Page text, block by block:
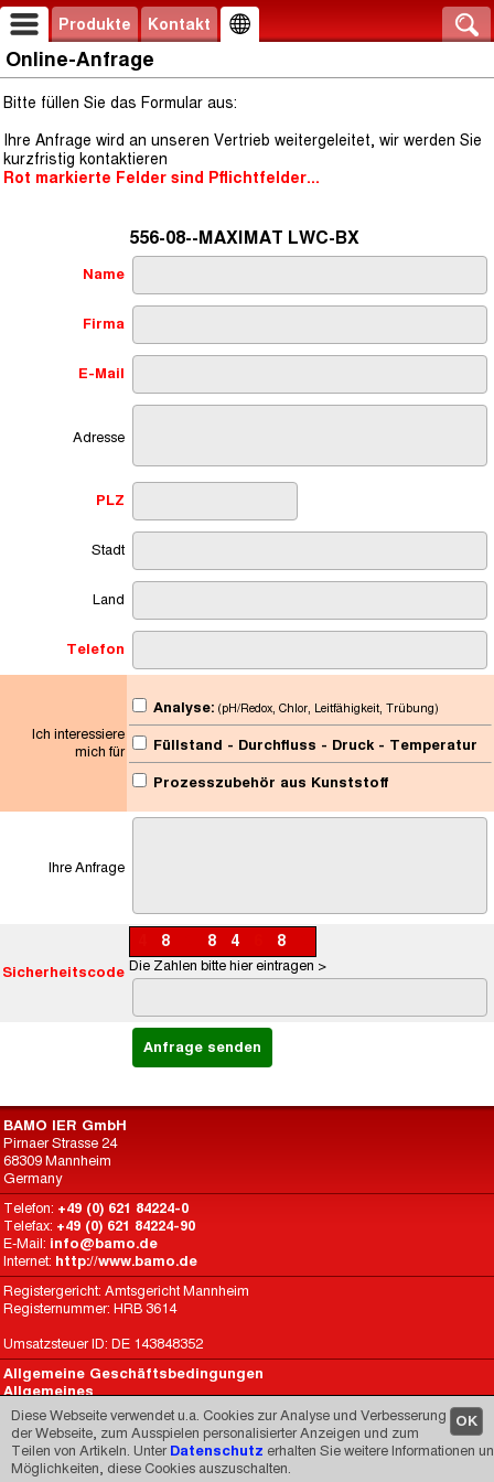
OK
Diese Webseite verwendet u.a. Cookies zur Analyse und Verbesserung
der Webseite, zum Ausspielen personalisierter Anzeigen und zum
Teilen von Artikeln. Unter Datenschutz erhalten Sie weitere Informationen
Möglichkeiten, diese Cookies auszuschalten.
Produkte Kontakt
Online-Anfrage
Bitte füllen Sie das Formular aus:
Ihre Anfrage wird an unseren Vertrieb weitergeleitet, wir werden Sie
kurzfristig kontaktieren
Rot markierte Felder sind Pflichtfelder...
556-08--MAXIMAT LWC-BX
Name
Firma
E-Mail
Adresse
PLZ
Stadt
Land
Telefon
Ich interessiere
mich für
Analyse: (pH/Redox, Chlor, Leitfähigkeit, Trübung)
Füllstand - Durchfluss - Druck - Temperatur
Prozesszubehör aus Kunststoff
Ihre Anfrage
Sicherheitscode
8 8 4 8
Die Zahlen bitte hier eintragen >
BAMO IER GmbH
Pirnaer Strasse 24
68309 Mannheim
Germany
Telefon: +49 (0) 621 84224-0
Telefax: +49 (0) 621 84224-90
E-Mail: info@bamo.de
Internet: http://www.bamo.de
Registergericht: Amtsgericht Mannheim
Registernummer: HRB 3614
Umsatzsteuer ID: DE 143848352
Allgemeine Geschäftsbedingungen
Allgemeines
Datenschutz
BAMO International
Made byCARIMEDIAsince 1998
© 1998-2026 -Impressum